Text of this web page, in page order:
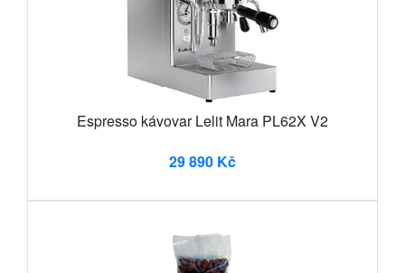
Espresso kávovar Lelit Mara PL62X V2
29 890 Kč